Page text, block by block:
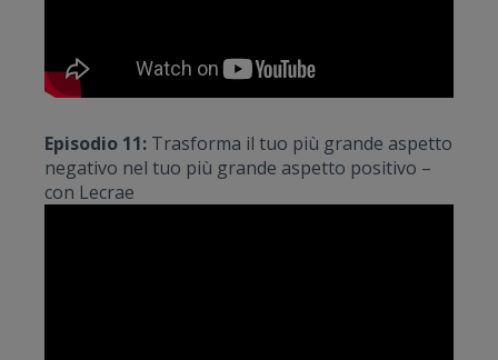
Episodio 11: Trasforma il tuo più grande aspetto
negativo nel tuo più grande aspetto positivo –
con Lecrae